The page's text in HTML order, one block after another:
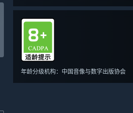
年龄分级机构：中国音像与数字出版协会